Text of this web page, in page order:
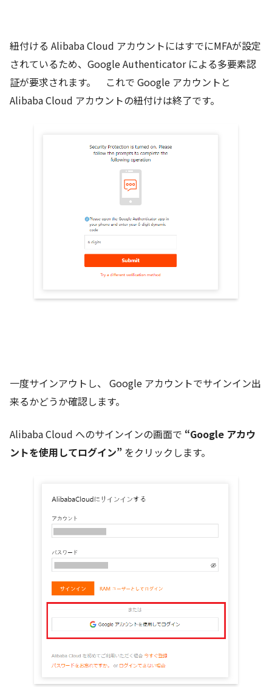
紐付ける Alibaba Cloud アカウントにはすでにMFAが設定
されているため、Google Authenticator による多要素認
証が要求されます。 これで Google アカウントと
Alibaba Cloud アカウントの紐付けは終了です。
一度サインアウトし、 Google アカウントでサインイン出
来るかどうか確認します。
Alibaba Cloud へのサインインの画面で “Google アカウ
ントを使用してログイン” をクリックします。